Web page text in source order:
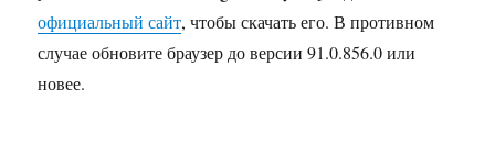
официальный сайт, чтобы скачать его. В противном
случае обновите браузер до версии 91.0.856.0 или
новее.